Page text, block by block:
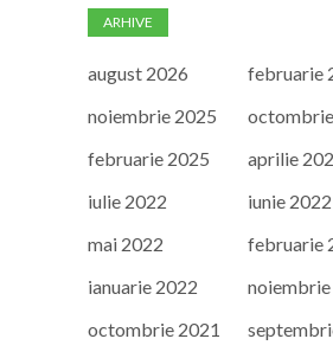
ARHIVE
august 2026
februarie
noiembrie 2025
februarie 2025
aprilie
iulie 2022
iunie 2022
mai 2022
februarie
ianuarie 2022
noiembrie
octombrie 2021